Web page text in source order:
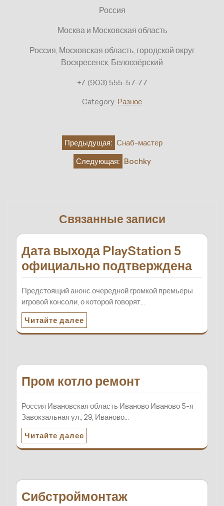
Россия
Москва и Московская область
Россия, Московская область, городской округ
Воскресенск, Белоозёрский
+7 (903) 555-57-77
Category: Разное
НавигацияПредыдущая: Снаб-мастер
Следующая: Bochky
Связанные записи
Дата выхода PlayStation 5
официально подтверждена
Предстоящий анонс очередной громкой премьеры
игровой консоли, о которой говорят…
Читайте далее
Пром котло ремонт
Россия Ивановская область Иваново Иваново 5-я
Завокзальная ул., 29, Иваново…
Читайте далее
Сибстроймонтаж